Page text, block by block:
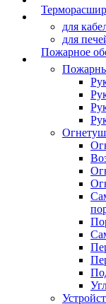
для
для
Пожарное